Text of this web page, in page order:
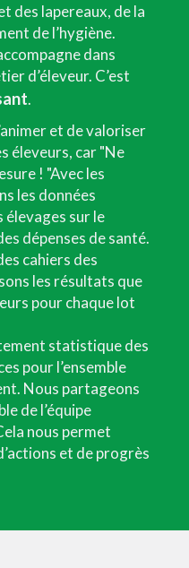
des lapereaux, de la
de l’hygiène.
dans
d’éleveur. C’est
.
et de valoriser
éleveurs, car "Ne
! "Avec les
les données
élevages sur le
dépenses de santé.
cahiers des
les résultats que
pour chaque lot
statistique des
pour l’ensemble
Nous partageons
de l’équipe
nous permet
et de progrès